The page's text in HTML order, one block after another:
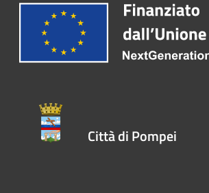
Città di Pompei